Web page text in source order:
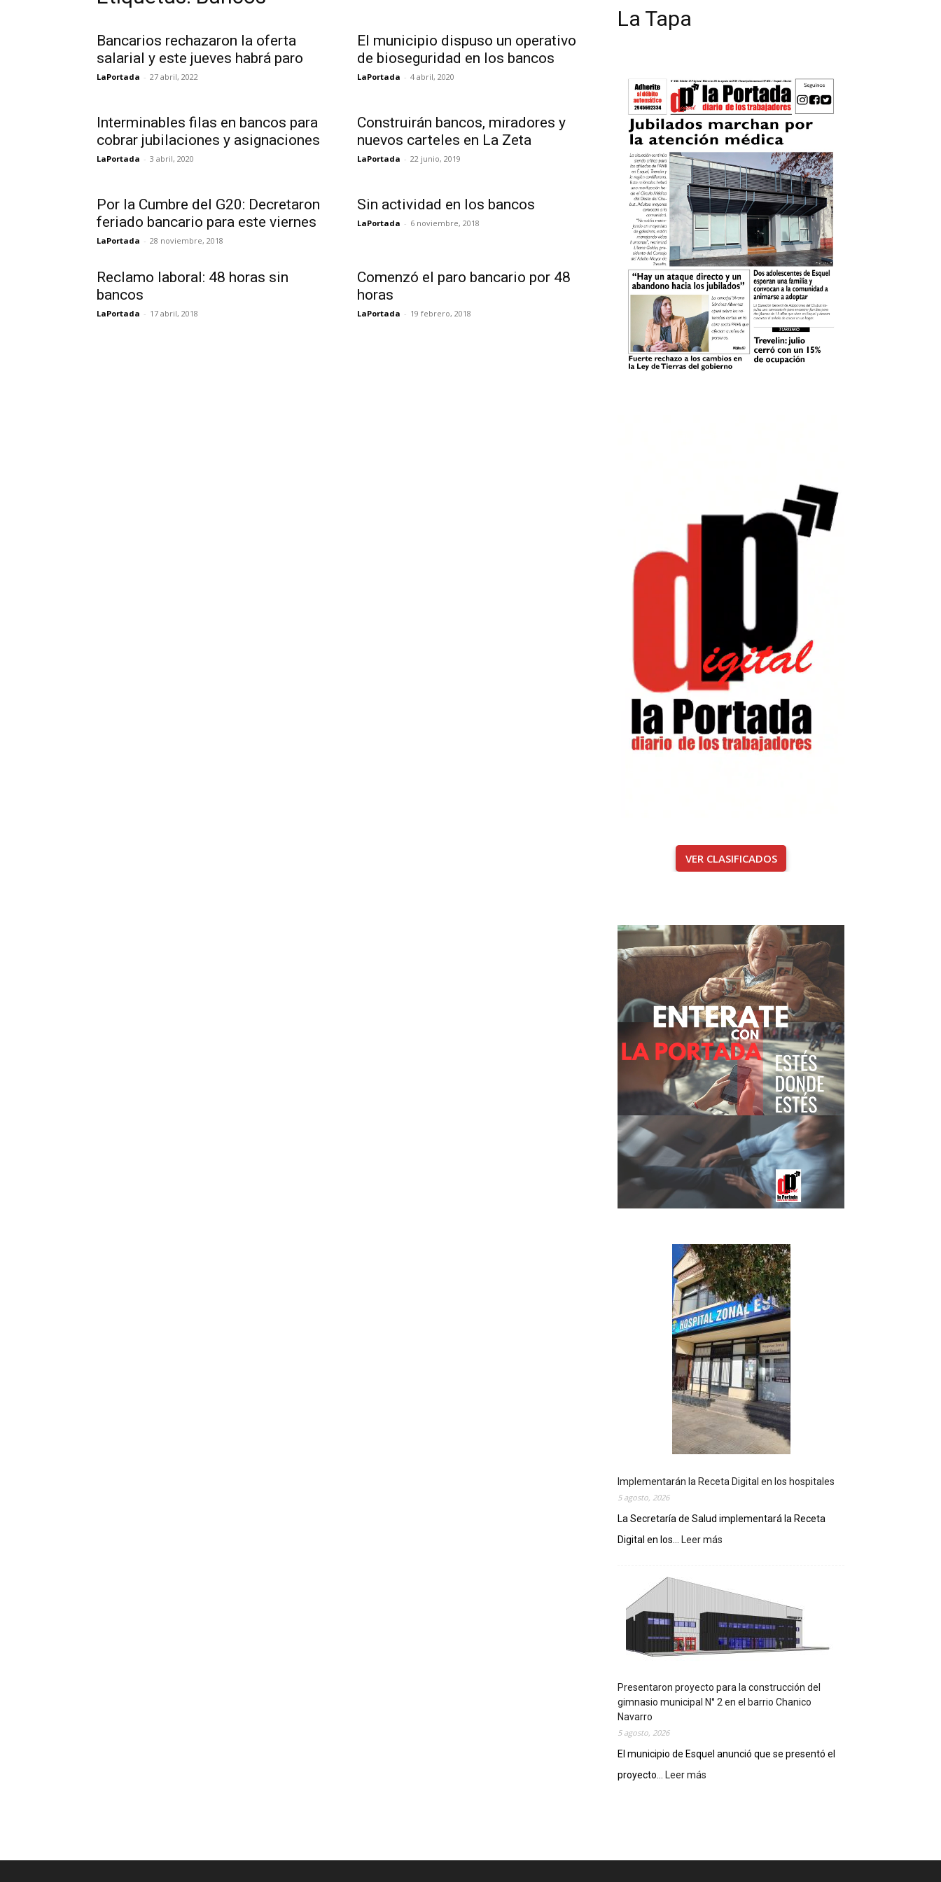
Bancarios rechazaron la oferta
salarial y este jueves habrá paro
LaPortada - 27 abril, 2022
El municipio dispuso un operativo
de bioseguridad en los bancos
LaPortada - 4 abril, 2020
Interminables filas en bancos para
cobrar jubilaciones y asignaciones
LaPortada - 3 abril, 2020
Construirán bancos, miradores y
nuevos carteles en La Zeta
LaPortada - 22 junio, 2019
Por la Cumbre del G20: Decretaron
feriado bancario para este viernes
LaPortada - 28 noviembre, 2018
Sin actividad en los bancos
LaPortada - 6 noviembre, 2018
Reclamo laboral: 48 horas sin
bancos
LaPortada - 17 abril, 2018
Comenzó el paro bancario por 48
horas
LaPortada - 19 febrero, 2018
La Tapa
VER CLASIFICADOS
Implementarán la Receta Digital en los hospitales
5 agosto, 2026
La Secretaría de Salud implementará la Receta
Digital en los...
Leer más
e
m
e
n
a
r
a
D
Presentaron proyecto para la construcción del
gimnasio municipal N° 2 en el barrio Chanico
Navarro
5 agosto, 2026
El municipio de Esquel anunció que se presentó el
proyecto...
Leer más
n